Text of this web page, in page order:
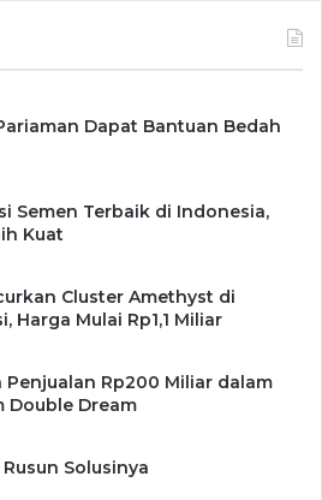
Dapat Bantuan Bedah
Semen Terbaik di Indonesia,
Kuat
Cluster Amethyst di
Harga Mulai Rp1,1 Miliar
Penjualan Rp200 Miliar dalam
Double Dream
Solusinya